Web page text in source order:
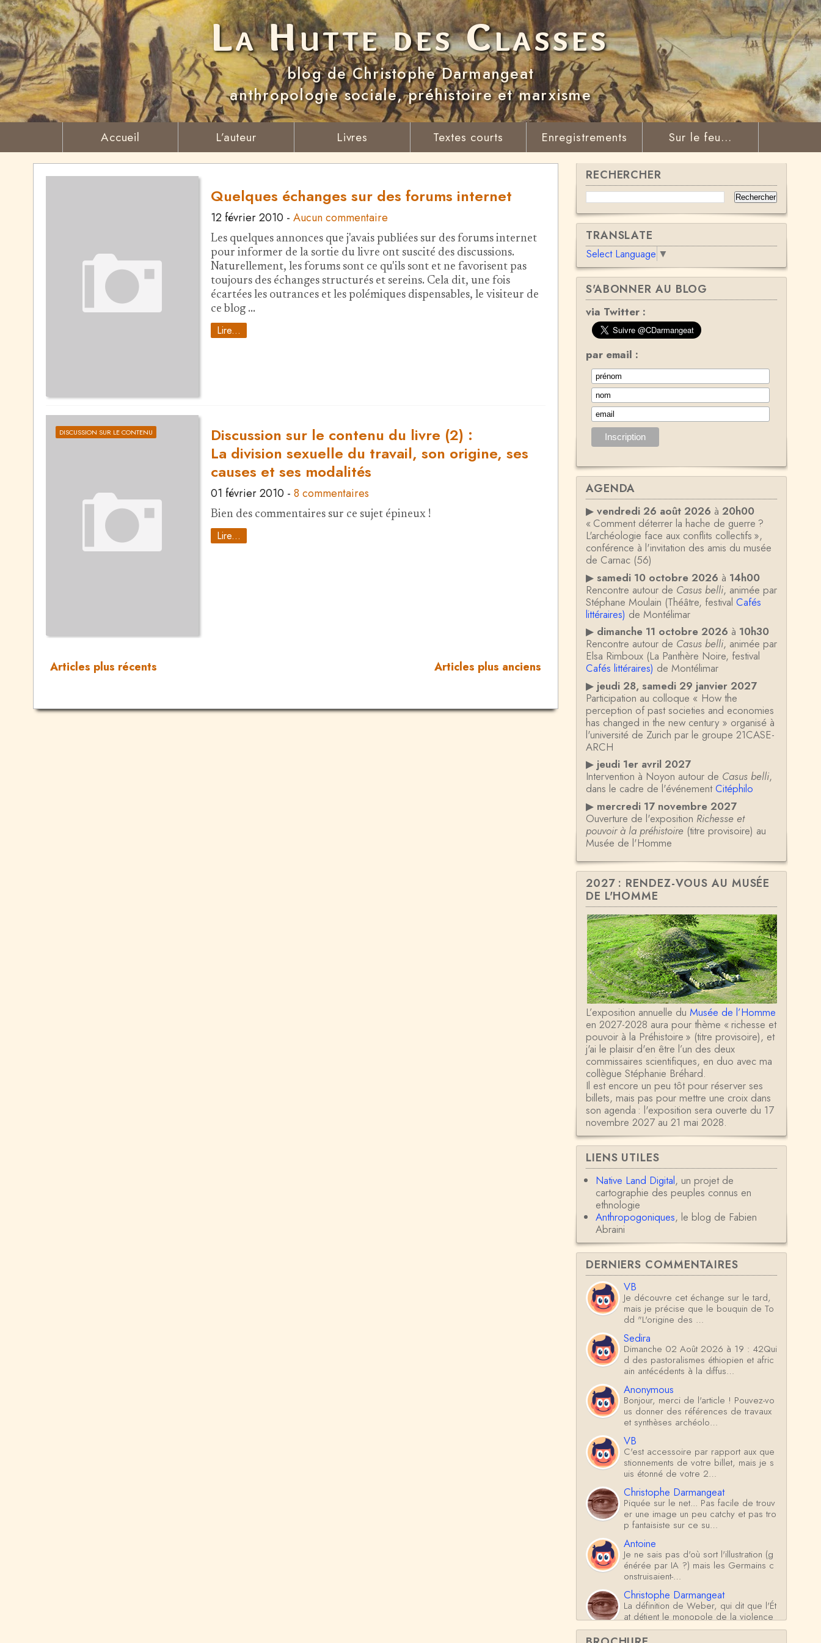
La Hutte des Classes
blog de Christophe Darmangeat
anthropologie sociale, préhistoire et marxisme
Accueil L’auteur Livres Textes courts Enregistrements Sur le feu...
Quelques échanges sur des forums internet
12 février 2010 - Aucun commentaire
Les quelques annonces que j'avais publiées sur des forums internet
pour informer de la sortie du livre ont suscité des discussions.
Naturellement, les forums sont ce qu'ils sont et ne favorisent pas
toujours des échanges structurés et sereins. Cela dit, une fois
écartées les outrances et les polémiques dispensables, le visiteur de
ce blog …
Lire...
DISCUSSION SUR LE CONTENU
Discussion sur le contenu du livre (2) :
La division sexuelle du travail, son origine, ses
causes et ses modalités
01 février 2010 - 8 commentaires
Bien des commentaires sur ce sujet épineux !
Lire...
Articles plus récents Articles plus anciens
RECHERCHER
TRANSLATE
Select Language ▼
S'ABONNER AU BLOG
via Twitter :
par email :
AGENDA
▶ vendredi 26 août 2026 à 20h00
« Comment déterrer la hache de guerre ?
L'archéologie face aux conflits collectifs »,
conférence à l'invitation des amis du musée
de Carnac (56)
▶ samedi 10 octobre 2026 à 14h00
Rencontre autour de Casus belli, animée par
Stéphane Moulain (Théâtre, festival Cafés
littéraires) de Montélimar
▶ dimanche 11 octobre 2026 à 10h30
Rencontre autour de Casus belli, animée par
Elsa Rimboux (La Panthère Noire, festival
Cafés littéraires) de Montélimar
▶ jeudi 28, samedi 29 janvier 2027
Participation au colloque « How the
perception of past societies and economies
has changed in the new century » organisé à
l'université de Zurich par le groupe 21CASE-
ARCH
▶ jeudi 1er avril 2027
Intervention à Noyon autour de Casus belli,
dans le cadre de l'événementCitéphilo
▶ mercredi 17 novembre 2027
Ouverture de l'exposition Richesse et
pouvoir à la préhistoire(titre provisoire) au
Musée de l'Homme
2027 : RENDEZ-VOUS AU MUSÉE
DE L'HOMME
L’exposition annuelle du Musée de l’Homme
en 2027-2028 aura pour thème « richesse et
pouvoir à la Préhistoire » (titre provisoire), et
j'ai le plaisir d'en être l’un des deux
commissaires scientifiques, en duo avec ma
collègue Stéphanie Bréhard.
Il est encore un peu tôt pour réserver ses
billets, mais pas pour mettre une croix dans
son agenda : l'exposition sera ouverte du 17
novembre 2027 au 21 mai 2028.
LIENS UTILES
Native Land Digital, un projet de
cartographie des peuples connus en
ethnologie
Anthropogoniques, le blog de Fabien
Abraini
DERNIERS COMMENTAIRES
VB
Je découvre cet échange sur le tard,
mais je précise que le bouquin de To
dd "L'origine des …
Sedira
Dimanche 02 Août 2026 à 19 : 42Qui
d des pastoralismes éthiopien et afric
ain antécédents à la diffus…
Anonymous
Bonjour, merci de l'article ! Pouvez-vo
us donner des références de travaux
et synthèses archéolo…
VB
C'est accessoire par rapport aux que
stionnements de votre billet, mais je s
uis étonné de votre 2…
Christophe Darmangeat
Piquée sur le net... Pas facile de trouv
er une image un peu catchy et pas tro
p fantaisiste sur ce su…
Antoine
Je ne sais pas d'où sort l'illustration (g
énérée par IA ?) mais les Germains c
onstruisaient-…
Christophe Darmangeat
La définition de Weber, qui dit que l'Ét
at détient le monopole de la violence
*légitime* répond …